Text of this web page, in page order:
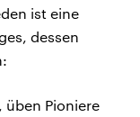
ist eine
dessen
üben Pioniere